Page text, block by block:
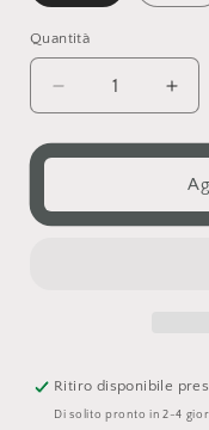
Quantità
Diminuisci
quantità
per
per
Ritiro disponibile
Di solito pronto in 2-4